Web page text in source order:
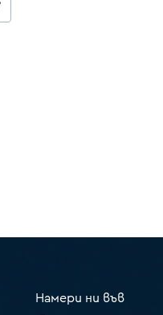
Намери ни във